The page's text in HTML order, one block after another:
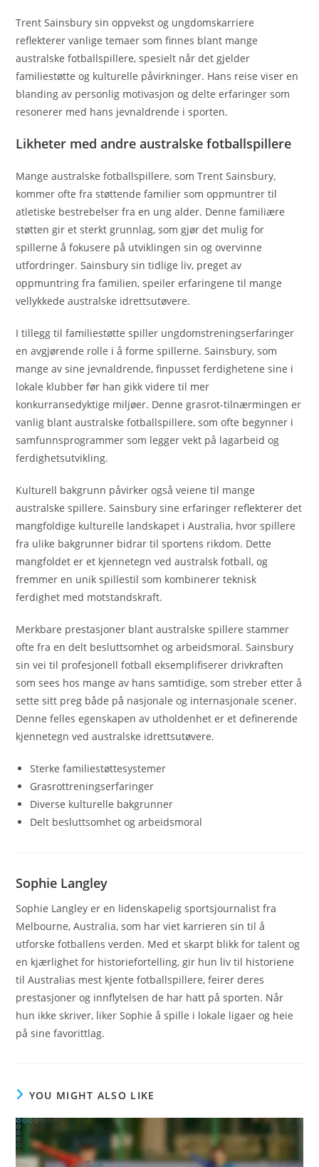
Trent Sainsbury sin oppvekst og ungdomskarriere
reflekterer vanlige temaer som finnes blant mange
australske fotballspillere, spesielt når det gjelder
familiestøtte og kulturelle påvirkninger. Hans reise viser en
blanding av personlig motivasjon og delte erfaringer som
resonerer med hans jevnaldrende i sporten.
Likheter med andre australske fotballspillere
Mange australske fotballspillere, som Trent Sainsbury,
kommer ofte fra støttende familier som oppmuntrer til
atletiske bestrebelser fra en ung alder. Denne familiære
støtten gir et sterkt grunnlag, som gjør det mulig for
spillerne å fokusere på utviklingen sin og overvinne
utfordringer. Sainsbury sin tidlige liv, preget av
oppmuntring fra familien, speiler erfaringene til mange
vellykkede australske idrettsutøvere.
I tillegg til familiestøtte spiller ungdomstreningserfaringer
en avgjørende rolle i å forme spillerne. Sainsbury, som
mange av sine jevnaldrende, finpusset ferdighetene sine i
lokale klubber før han gikk videre til mer
konkurransedyktige miljøer. Denne grasrot-tilnærmingen er
vanlig blant australske fotballspillere, som ofte begynner i
samfunnsprogrammer som legger vekt på lagarbeid og
ferdighetsutvikling.
Kulturell bakgrunn påvirker også veiene til mange
australske spillere. Sainsbury sine erfaringer reflekterer det
mangfoldige kulturelle landskapet i Australia, hvor spillere
fra ulike bakgrunner bidrar til sportens rikdom. Dette
mangfoldet er et kjennetegn ved australsk fotball, og
fremmer en unik spillestil som kombinerer teknisk
ferdighet med motstandskraft.
Merkbare prestasjoner blant australske spillere stammer
ofte fra en delt besluttsomhet og arbeidsmoral. Sainsbury
sin vei til profesjonell fotball eksemplifiserer drivkraften
som sees hos mange av hans samtidige, som streber etter å
sette sitt preg både på nasjonale og internasjonale scener.
Denne felles egenskapen av utholdenhet er et definerende
kjennetegn ved australske idrettsutøvere.
Sterke familiestøttesystemer
Grasrottreningserfaringer
Diverse kulturelle bakgrunner
Delt besluttsomhet og arbeidsmoral
Sophie Langley
Sophie Langley er en lidenskapelig sportsjournalist fra
Melbourne, Australia, som har viet karrieren sin til å
utforske fotballens verden. Med et skarpt blikk for talent og
en kjærlighet for historiefortelling, gir hun liv til historiene
til Australias mest kjente fotballspillere, feirer deres
prestasjoner og innflytelsen de har hatt på sporten. Når
hun ikke skriver, liker Sophie å spille i lokale ligaer og heie
på sine favorittlag.
YOU MIGHT ALSO LIKE